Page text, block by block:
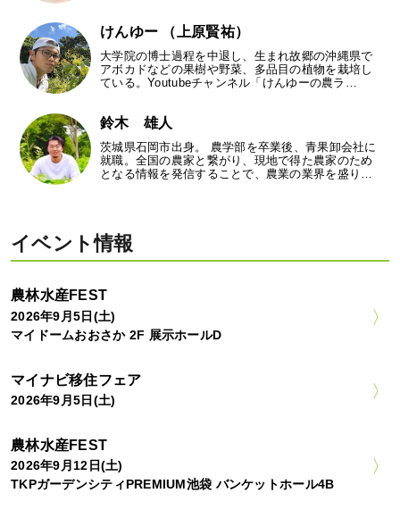
けんゆー （上原賢祐）
大学院の博士過程を中退し、生まれ故郷の沖縄県で
アボカドなどの果樹や野菜、多品目の植物を栽培し
ている。Youtubeチャンネル「けんゆーの農ラ…
鈴木 雄人
茨城県石岡市出身。 農学部を卒業後、青果卸会社に
就職。全国の農家と繋がり、現地で得た農家のため
となる情報を発信することで、農業の業界を盛り…
イベント情報
農林水産FEST
2026年9月5日(土)
マイドームおおさか 2F 展示ホールD
マイナビ移住フェア
2026年9月5日(土)
農林水産FEST
2026年9月12日(土)
TKPガーデンシティPREMIUM池袋 バンケットホール4B